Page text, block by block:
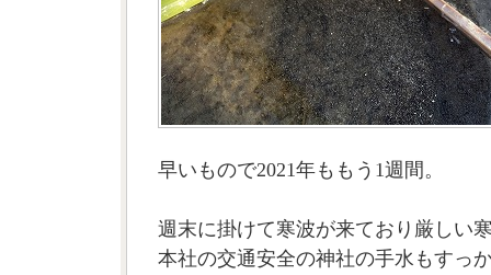
早いもので2021年ももう1週間。
週末に掛けて寒波が来ており厳しい
本社の交通安全の神社の手水もすっ